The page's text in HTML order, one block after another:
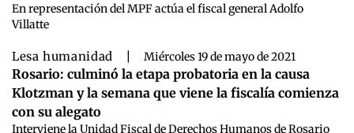
En representación del MPF actúa el fiscal general Adolfo
Villatte
Lesa humanidad Miércoles 19 de mayo de 2021
Rosario: culminó la etapa probatoria en la causa
Klotzman y la semana que viene la fiscalía comienza
con su alegato
Interviene la Unidad Fiscal de Derechos Humanos de Rosario